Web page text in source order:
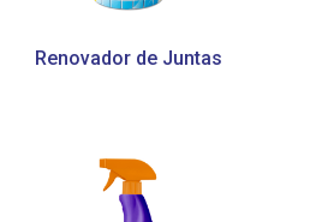
Renovador de Juntas